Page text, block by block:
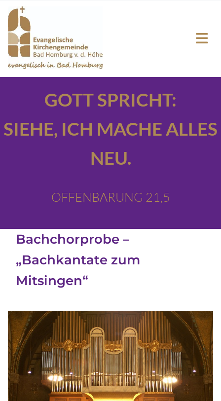
GOTT SPRICHT:
SIEHE, ICH MACHE ALLES
NEU.
OFFENBARUNG 21,5
Bachchorprobe –
„Bachkantate zum
Mitsingen“